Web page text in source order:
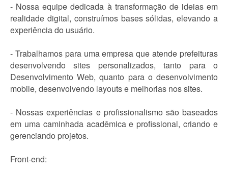
- Nossa equipe dedicada à transformação de ideias em
realidade digital, construímos bases sólidas, elevando a
experiência do usuário.
- Trabalhamos para uma empresa que atende prefeituras
desenvolvendo sites personalizados, tanto para o
Desenvolvimento Web, quanto para o desenvolvimento
mobile, desenvolvendo layouts e melhorias nos sites.
- Nossas experiências e profissionalismo são baseados
em uma caminhada acadêmica e profissional, criando e
gerenciando projetos.
Front-end: